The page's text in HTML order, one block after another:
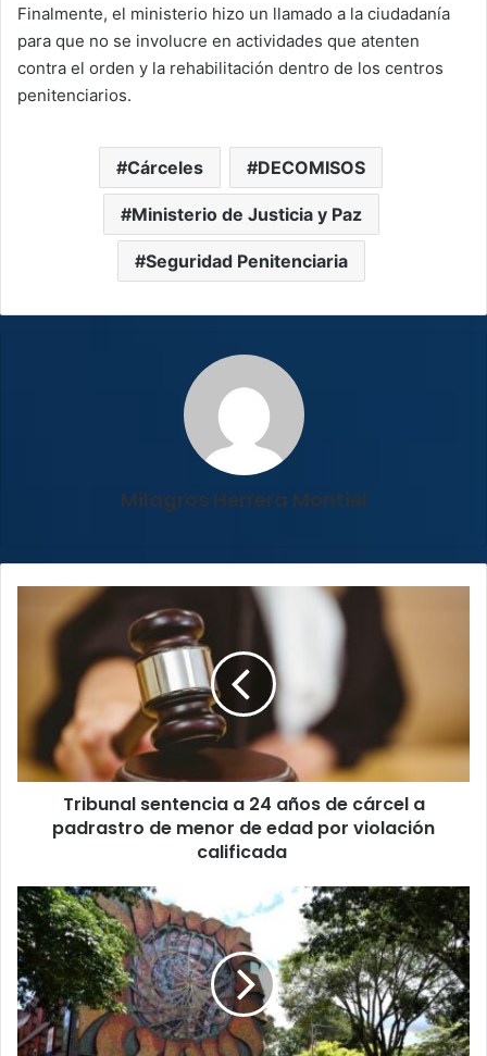
Finalmente, el ministerio hizo un llamado a la ciudadanía
para que no se involucre en actividades que atenten
contra el orden y la rehabilitación dentro de los centros
penitenciarios.
Cárceles DECOMISOS
Ministerio de Justicia y Paz
Seguridad Penitenciaria
Milagros Herrera Montiel
sentencia
de
padrastro
menor
por
violación
calificada
Tribunal sentencia a 24 años de cárcel a
padrastro de menor de edad por violación
calificada
¡UCR
se
sacude!
Consejo
Universitario
lanza
plan